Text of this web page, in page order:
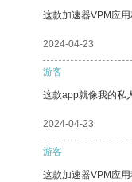
这款加速器VPM应
2024-04-23
游客
这款app就像我的私
2024-04-23
游客
这款加速器VPM应